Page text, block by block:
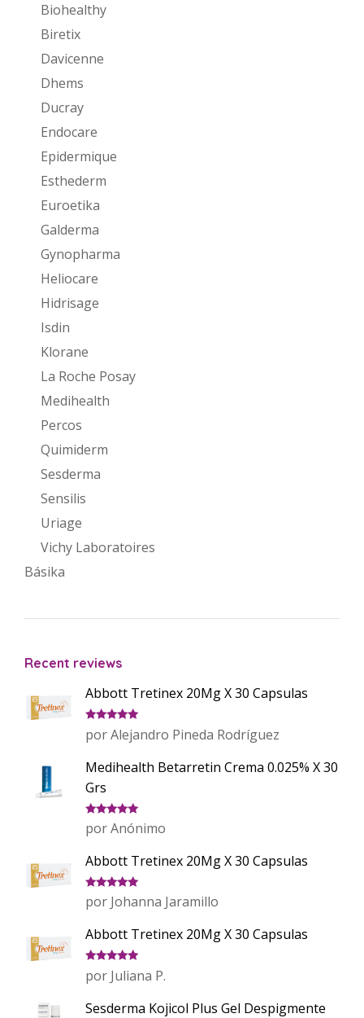
Biohealthy
Biretix
Davicenne
Dhems
Ducray
Endocare
Epidermique
Esthederm
Euroetika
Galderma
Gynopharma
Heliocare
Hidrisage
Isdin
Klorane
La Roche Posay
Medihealth
Percos
Quimiderm
Sesderma
Sensilis
Uriage
Vichy Laboratoires
Básika
Recent reviews
Abbott Tretinex 20Mg X 30 Capsulas
Valorado
con
de 5
por Alejandro Pineda Rodríguez
Medihealth Betarretin Crema 0.025% X 30
Grs
Valorado
con
de 5
por Anónimo
Abbott Tretinex 20Mg X 30 Capsulas
Valorado
con 5de 5
por Johanna Jaramillo
Abbott Tretinex 20Mg X 30 Capsulas
Valorado
con 5de 5
por Juliana P.
Sesderma Kojicol Plus Gel Despigmente